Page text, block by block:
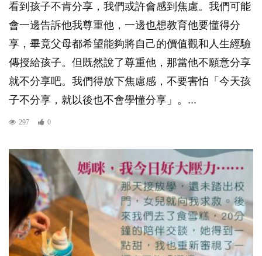
看到孩子不肯分享，我們或許會感到焦慮。我們可能
會一邊告訴他我尊重他，一邊也想教育他要懂得分
享，畢竟父母都希望能夠將自己的價值觀和人生經驗
傳授給孩子。但既然說了尊重他，那當他不願意分享
就不分享吧。我們得放下焦慮感，不要害怕「今天孩
子不分享，就以後也不會學懂分享」。...
297 0